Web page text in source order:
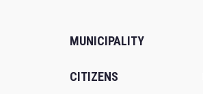
MUNICIPALITY
CITIZENS